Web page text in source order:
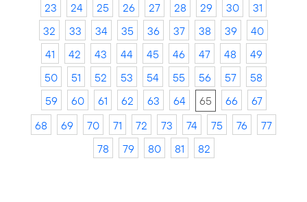
23
24 25 26 27 28 29 30
31
32
33 34 35 36 37 38 39
40
41
42 43 44 45 46 47 48
49
50
51 52 53 54 55 56 57
58
59
60 61 62 63 64 65 66
67
68
69 70 71 72 73 74 75 76
77
78
79 80 81 82